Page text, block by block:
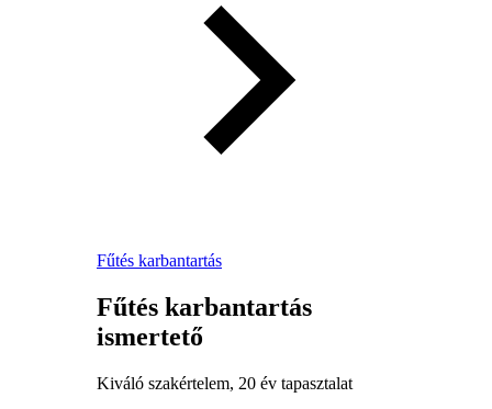
Fűtés karbantartás
Fűtés karbantartás
ismertető
Kiváló szakértelem, 20 év tapasztalat